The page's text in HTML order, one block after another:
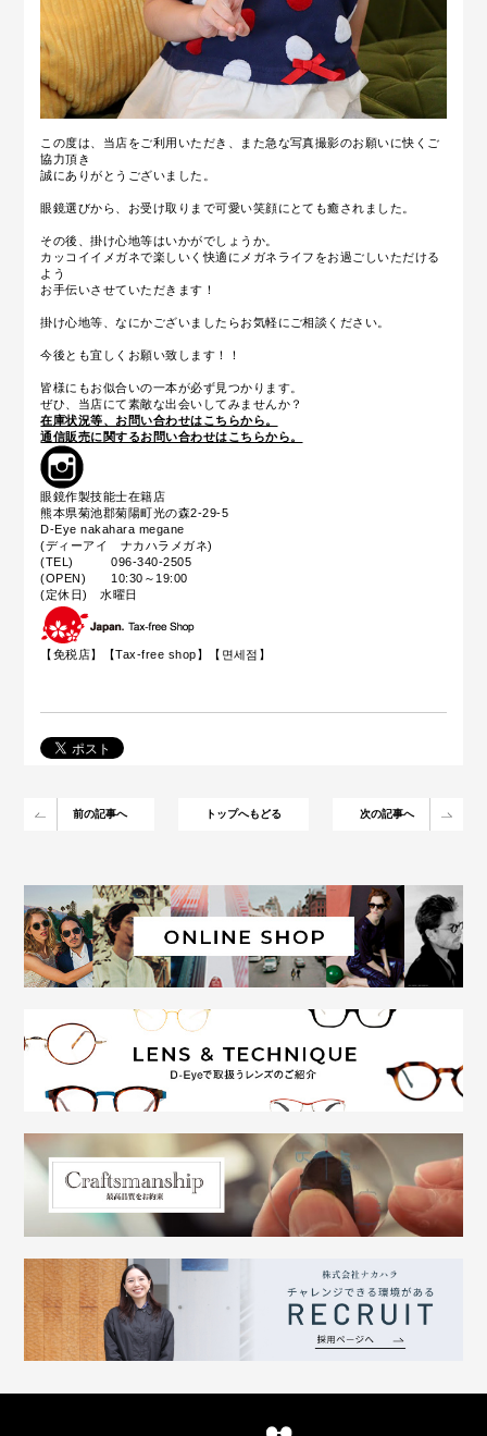
この度は、当店をご利用いただき、また急な写真撮影のお願いに快くご
協力頂き
誠にありがとうございました。
眼鏡選びから、お受け取りまで可愛い笑顔にとても癒されました。
その後、掛け心地等はいかがでしょうか。
カッコイイメガネで楽しいく快適にメガネライフをお過ごしいただける
よう
お手伝いさせていただきます！
掛け心地等、なにかございましたらお気軽にご相談ください。
今後とも宜しくお願い致します！！
皆様にもお似合いの一本が必ず見つかります。
ぜひ、当店にて素敵な出会いしてみませんか？
在庫状況等、お問い合わせはこちらから。
通信販売に関するお問い合わせはこちらから。
眼鏡作製技能士在籍店
熊本県菊池郡菊陽町光の森2-29-5
D-Eye nakahara megane
(ディーアイ ナカハラメガネ)
(TEL) 096-340-2505
(OPEN) 10:30～19:00
(定休日) 水曜日
【免税店】【Tax-free shop】【면세점】
前の記事へ トップへもどる 次の記事へ